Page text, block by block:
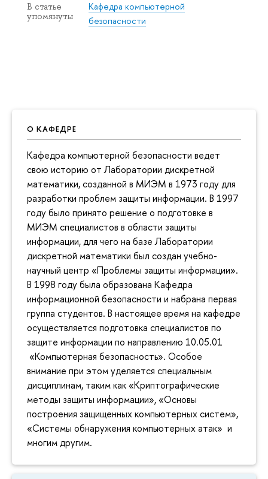
О КАФЕДРЕ
Кафедра компьютерной безопасности ведет
свою историю от Лаборатории дискретной
математики, созданной в МИЭМ в 1973 году для
разработки проблем защиты информации. В 1997
году было принято решение о подготовке в
МИЭМ специалистов в области защиты
информации, для чего на базе Лаборатории
дискретной математики был создан учебно-
научный центр «Проблемы защиты информации».
В 1998 году была образована Кафедра
информационной безопасности и набрана первая
группа студентов. В настоящее время на кафедре
осуществляется подготовка специалистов по
защите информации по направлению 10.05.01
«Компьютерная безопасность». Особое
внимание при этом уделяется специальным
дисциплинам, таким как «Криптографические
методы защиты информации», «Основы
построения защищенных компьютерных систем»,
«Системы обнаружения компьютерных атак» и
многим другим.
В статье
упомянуты
Кафедра компьютерной
безопасности